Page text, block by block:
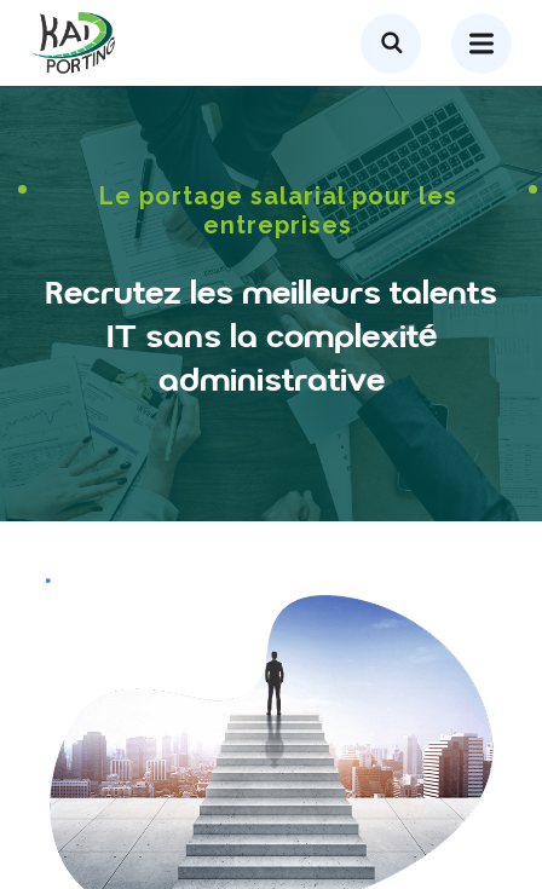
Le portage salarial pour les
entreprises
Recrutez les meilleurs talents
IT sans la complexité
administrative